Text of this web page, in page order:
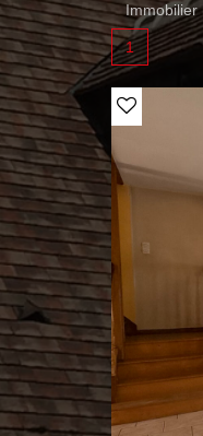
Immobilier
1